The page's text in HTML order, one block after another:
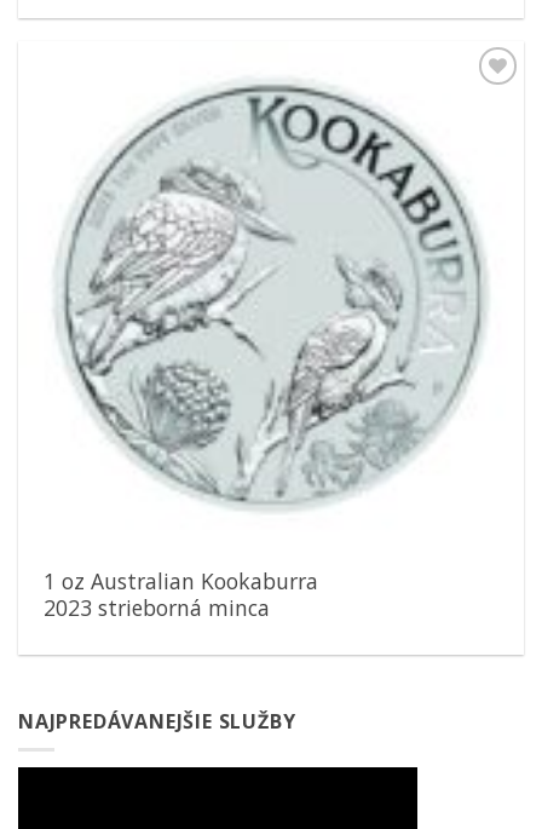
1 oz Australian Kookaburra
2023 strieborná minca
NAJPREDÁVANEJŠIE SLUŽBY